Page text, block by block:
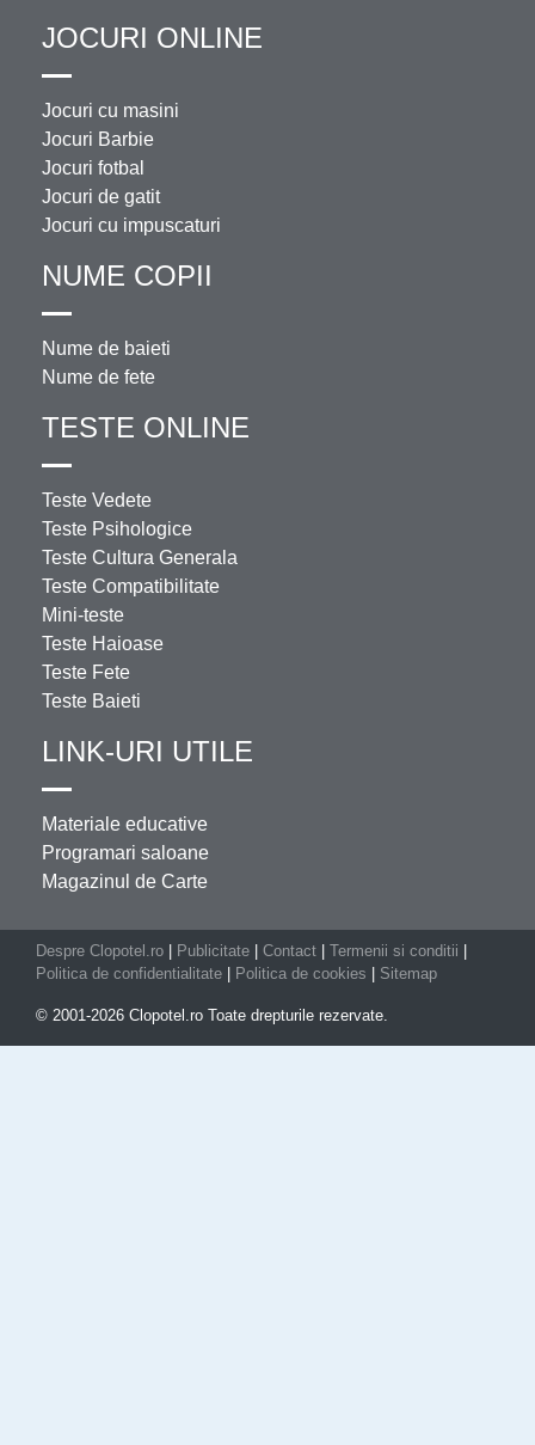
JOCURI ONLINE
Jocuri cu masini
Jocuri Barbie
Jocuri fotbal
Jocuri de gatit
Jocuri cu impuscaturi
NUME COPII
Nume de baieti
Nume de fete
TESTE ONLINE
Teste Vedete
Teste Psihologice
Teste Cultura Generala
Teste Compatibilitate
Mini-teste
Teste Haioase
Teste Fete
Teste Baieti
LINK-URI UTILE
Materiale educative
Programari saloane
Magazinul de Carte
Despre Clopotel.ro Publicitate Contact Termenii si conditii
Politica de confidentialitate
Politica de cookies Sitemap
© 2001-2026 Clopotel.ro Toate drepturile rezervate.